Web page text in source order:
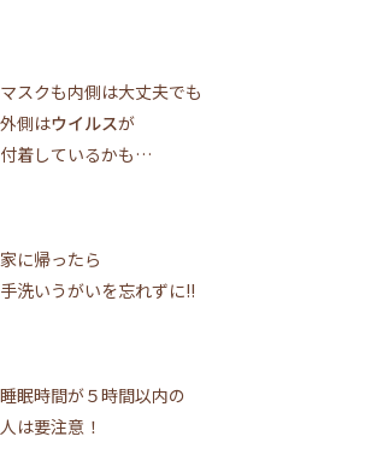
マスクも内側は大丈夫でも
外側はウイルスが
付着しているかも…
家に帰ったら
手洗いうがいを忘れずに!!
睡眠時間が５時間以内の
人は要注意！